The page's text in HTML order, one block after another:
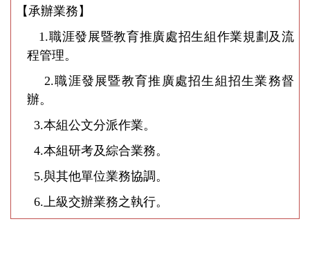
願景專區
單獨招生資訊網
高中職學校辦理升學輔導活動申請表
高中職學校蒞臨本校參訪活動申請表
表單下載
招生組相關法規
招生文宣
【承辦業務】
1.職涯發展暨教育推廣處招生組作業規劃及流
程管理。
2.職涯發展暨教育推廣處招生組招生業務督
辦。
3.本組公文分派作業。
4.本組研考及綜合業務。
5.與其他單位業務協調。
6.上級交辦業務之執行。